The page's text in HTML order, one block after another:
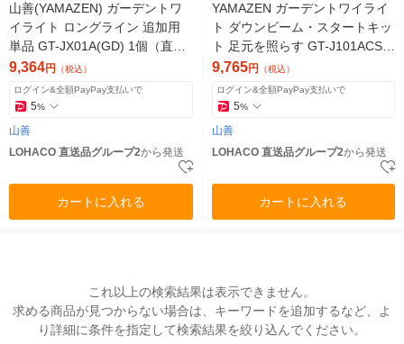
山善(YAMAZEN) ガーデントワ
イライト ロングライン 追加用
単品 GT-JX01A(GD) 1個（直送
品）
9,364円 （税込）
ログイン&全額PayPay支払いで
5%
山善
LOHACO 直送品グループ2から発送
カートに入れる
YAMAZEN ガーデントワイライ
ト ダウンビーム・スタートキッ
ト 足元を照らす GT-J101ACS
(GD) 1灯（直送品）
9,765円 （税込）
ログイン&全額PayPay支払いで
5%
山善
LOHACO 直送品グループ2から発送
カートに入れる
これ以上の検索結果は表示できません。
求める商品が見つからない場合は、キーワードを追加するなど、よ
り詳細に条件を指定して検索結果を絞り込んでください。